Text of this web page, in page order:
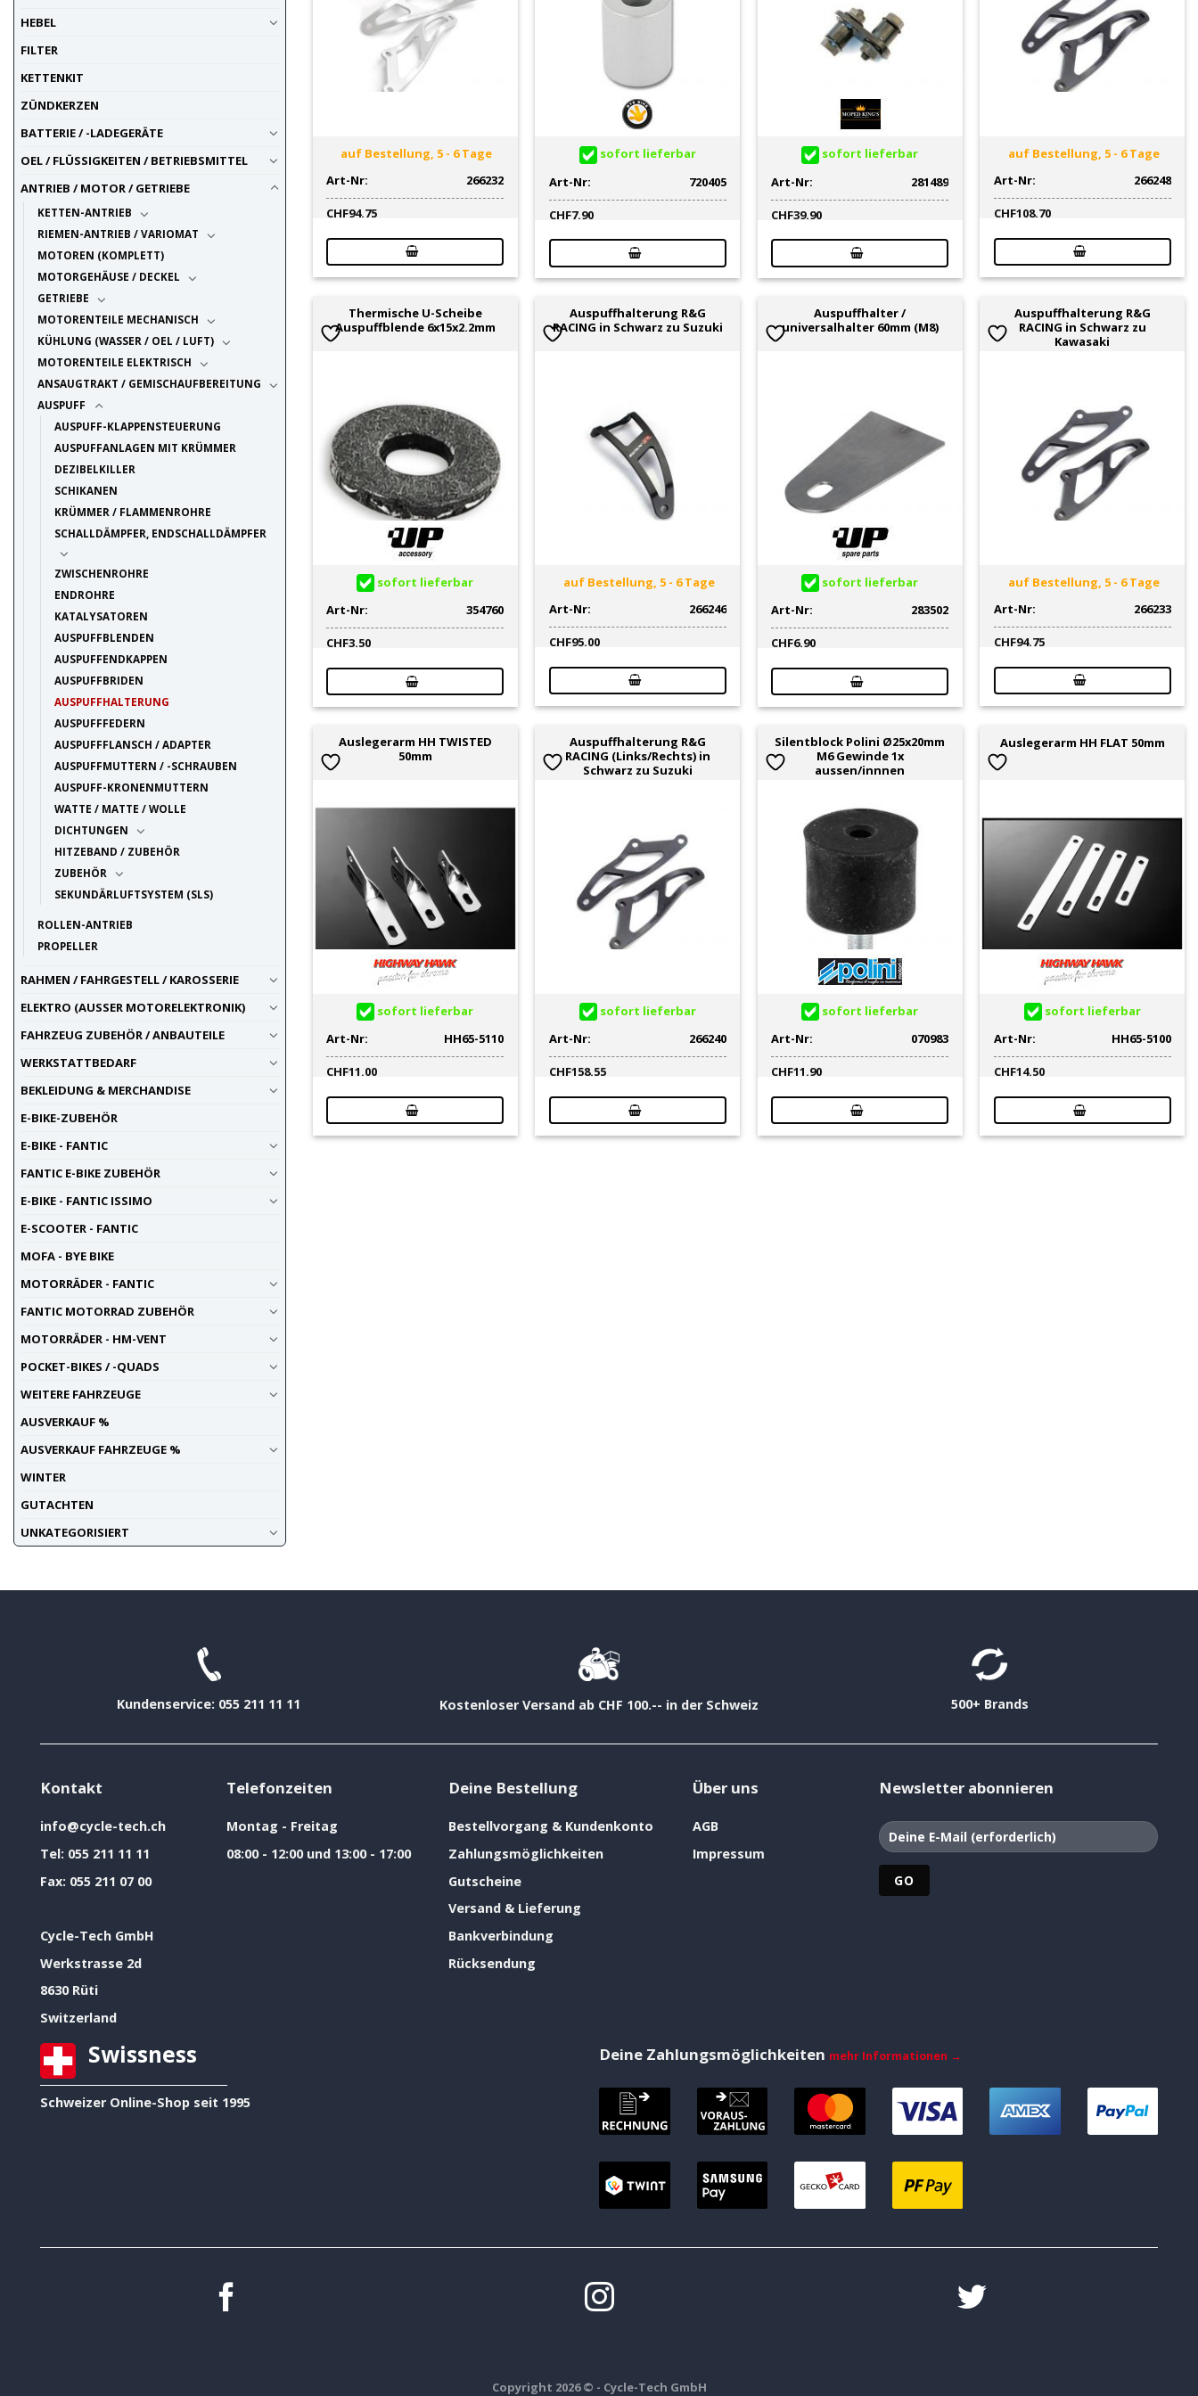
HEBEL
FILTER
KETTENKIT
ZÜNDKERZEN
BATTERIE / -LADEGERÄTE
OEL / FLÜSSIGKEITEN / BETRIEBSMITTEL
ANTRIEB / MOTOR / GETRIEBE
KETTEN-ANTRIEB
RIEMEN-ANTRIEB / VARIOMAT
MOTOREN (KOMPLETT)
MOTORGEHÄUSE / DECKEL
GETRIEBE
MOTORENTEILE MECHANISCH
KÜHLUNG (WASSER / OEL / LUFT)
MOTORENTEILE ELEKTRISCH
ANSAUGTRAKT / GEMISCHAUFBEREITUNG
AUSPUFF
AUSPUFF-KLAPPENSTEUERUNG
AUSPUFFANLAGEN MIT KRÜMMER
DEZIBELKILLER
SCHIKANEN
KRÜMMER / FLAMMENROHRE
SCHALLDÄMPFER, ENDSCHALLDÄMPFER
ZWISCHENROHRE
ENDROHRE
KATALYSATOREN
AUSPUFFBLENDEN
AUSPUFFENDKAPPEN
AUSPUFFBRIDEN
AUSPUFFHALTERUNG
AUSPUFFFEDERN
AUSPUFFFLANSCH / ADAPTER
AUSPUFFMUTTERN / -SCHRAUBEN
AUSPUFF-KRONENMUTTERN
WATTE / MATTE / WOLLE
DICHTUNGEN
HITZEBAND / ZUBEHÖR
ZUBEHÖR
SEKUNDÄRLUFTSYSTEM (SLS)
ROLLEN-ANTRIEB
PROPELLER
RAHMEN / FAHRGESTELL / KAROSSERIE
ELEKTRO (AUSSER MOTORELEKTRONIK)
FAHRZEUG ZUBEHÖR / ANBAUTEILE
WERKSTATTBEDARF
BEKLEIDUNG & MERCHANDISE
E-BIKE-ZUBEHÖR
E-BIKE - FANTIC
FANTIC E-BIKE ZUBEHÖR
E-BIKE - FANTIC ISSIMO
E-SCOOTER - FANTIC
MOFA - BYE BIKE
MOTORRÄDER - FANTIC
FANTIC MOTORRAD ZUBEHÖR
MOTORRÄDER - HM-VENT
POCKET-BIKES / -QUADS
WEITERE FAHRZEUGE
AUSVERKAUF %
AUSVERKAUF FAHRZEUGE %
WINTER
GUTACHTEN
UNKATEGORISIERT
auf Bestellung, 5 - 6 Tage
Art-Nr:
266232
CHF94.75
sofort lieferbar
Art-Nr:
720405
CHF7.90
sofort lieferbar
Art-Nr:
281489
CHF39.90
auf Bestellung, 5 - 6 Tage
Art-Nr:
266248
CHF108.70
Thermische U-Scheibe
Auspuffblende 6x15x2.2mm
sofort lieferbar
Art-Nr:
354760
CHF3.50
Auspuffhalterung R&G
RACING in Schwarz zu Suzuki
auf Bestellung, 5 - 6 Tage
Art-Nr:
266246
CHF95.00
Auspuffhalter /
universalhalter 60mm (M8)
sofort lieferbar
Art-Nr:
283502
CHF6.90
Auspuffhalterung R&G
RACING in Schwarz zu
Kawasaki
auf Bestellung, 5 - 6 Tage
Art-Nr:
266233
CHF94.75
Auslegerarm HH TWISTED
50mm
sofort lieferbar
Art-Nr:
HH65-5110
CHF11.00
Auspuffhalterung R&G
RACING (Links/Rechts) in
Schwarz zu Suzuki
sofort lieferbar
Art-Nr:
266240
CHF158.55
Silentblock Polini Ø25x20mm
M6 Gewinde 1x
aussen/innnen
sofort lieferbar
Art-Nr:
070983
CHF11.90
Auslegerarm HH FLAT 50mm
sofort lieferbar
Art-Nr:
HH65-5100
CHF14.50
Kundenservice: 055 211 11 11 Kostenloser Versand ab CHF 100.-- in der Schweiz 500+ Brands
Kontakt
info@cycle-tech.ch
Tel: 055 211 11 11
Fax: 055 211 07 00
Cycle-Tech GmbH
Werkstrasse 2d
8630 Rüti
Switzerland
Telefonzeiten
Montag - Freitag
08:00 - 12:00 und 13:00 - 17:00
Deine Bestellung
Bestellvorgang & Kundenkonto
Zahlungsmöglichkeiten
Gutscheine
Versand & Lieferung
Bankverbindung
Rücksendung
Über uns
AGB
Impressum
Newsletter abonnieren
Swissness
Schweizer Online-Shop seit 1995
Deine Zahlungsmöglichkeiten mehr Informationen →
Copyright 2026 © - Cycle-Tech GmbH